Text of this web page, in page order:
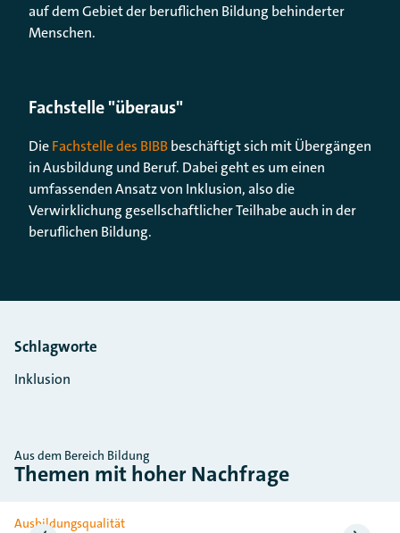
auf dem Gebiet der beruflichen Bildung behinderter
Menschen.
Fachstelle "überaus"
DieFachstelle des BIBBbeschäftigt sich mit Übergängen
in Ausbildung und Beruf. Dabei geht es um einen
umfassenden Ansatz von Inklusion, also die
Verwirklichung gesellschaftlicher Teilhabe auch in der
beruflichen Bildung.
Schlagworte
Inklusion
Aus dem Bereich Bildung
Themen mit hoher Nachfrage
Slider überspringen
Ausbildungsqualität